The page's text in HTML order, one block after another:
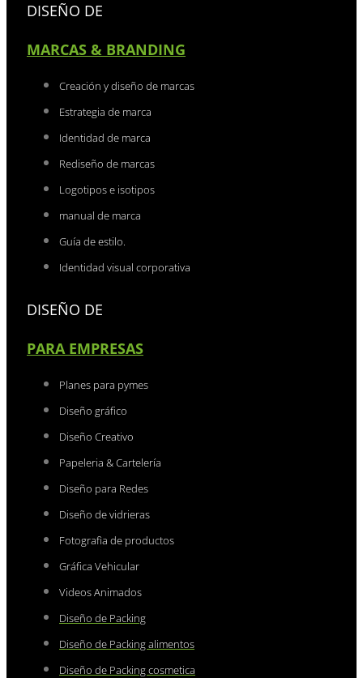
DISEÑO DE
MARCAS & BRANDING
Creación y diseño de marcas
Estrategia de marca
Identidad de marca
Rediseño de marcas
Logotipos e isotipos
manual de marca
Guía de estilo.
Identidad visual corporativa
DISEÑO DE
PARA EMPRESAS
Planes para pymes
Diseño gráfico
Diseño Creativo
Papeleria & Cartelería
Diseño para Redes
Diseño de vidrieras
Fotografìa de productos
Gráfica Vehicular
Videos Animados
Diseño de Packing
Diseño de Packing alimentos
Diseño de Packing cosmetica